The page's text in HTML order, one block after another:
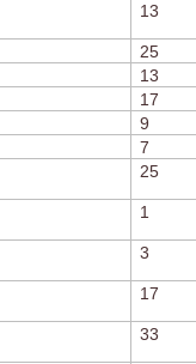
13
25
13
17
9
7
25
1
3
17
33